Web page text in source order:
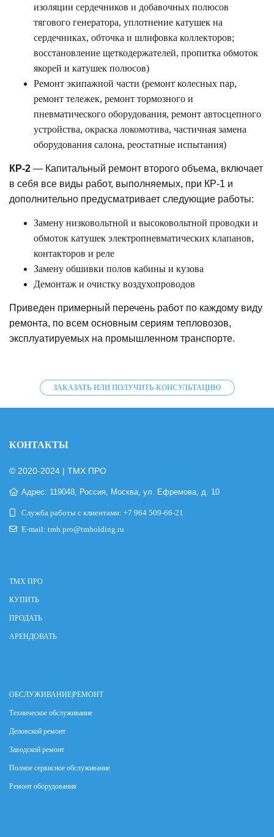
изоляции сердечников и добавочных полюсов
тягового генератора, уплотнение катушек на
сердечниках, обточка и шлифовка коллекторов;
восстановление щеткодержателей, пропитка обмоток
якорей и катушек полюсов)
Ремонт экипажной части (ремонт колесных пар,
ремонт тележек, ремонт тормозного и
пневматического оборудования, ремонт автосцепного
устройства, окраска локомотива, частичная замена
оборудования салона, реостатные испытания)
КР-2 — Капитальный ремонт второго объема, включает
в себя все виды работ, выполняемых, при КР-1 и
дополнительно предусматривает следующие работы:
Замену низковольтной и высоковольтной проводки и
обмоток катушек электропневматических клапанов,
контакторов и реле
Замену обшивки полов кабины и кузова
Демонтаж и очистку воздухопроводов
Приведен примерный перечень работ по каждому виду
ремонта, по всем основным сериям тепловозов,
эксплуатируемых на промышленном транспорте.
ЗАКАЗАТЬ ИЛИ ПОЛУЧИТЬ КОНСУЛЬТАЦИЮ
КОНТАКТЫ
© 2020-2024 | ТМХ ПРО
Адрес: 119048, Россия, Москва, ул. Ефремова, д. 10
Служба работы с клиентами: +7 964 509-66-21
E-mail: tmh.pro@tmholding.ru
ТМХ ПРО
КУПИТЬ
ПРОДАТЬ
АРЕНДОВАТЬ
ОБСЛУЖИВАНИЕ|РЕМОНТ
Техническое обслуживание
Деповской ремонт
Заводской ремонт
Полное сервисное обслуживание
Ремонт оборудования